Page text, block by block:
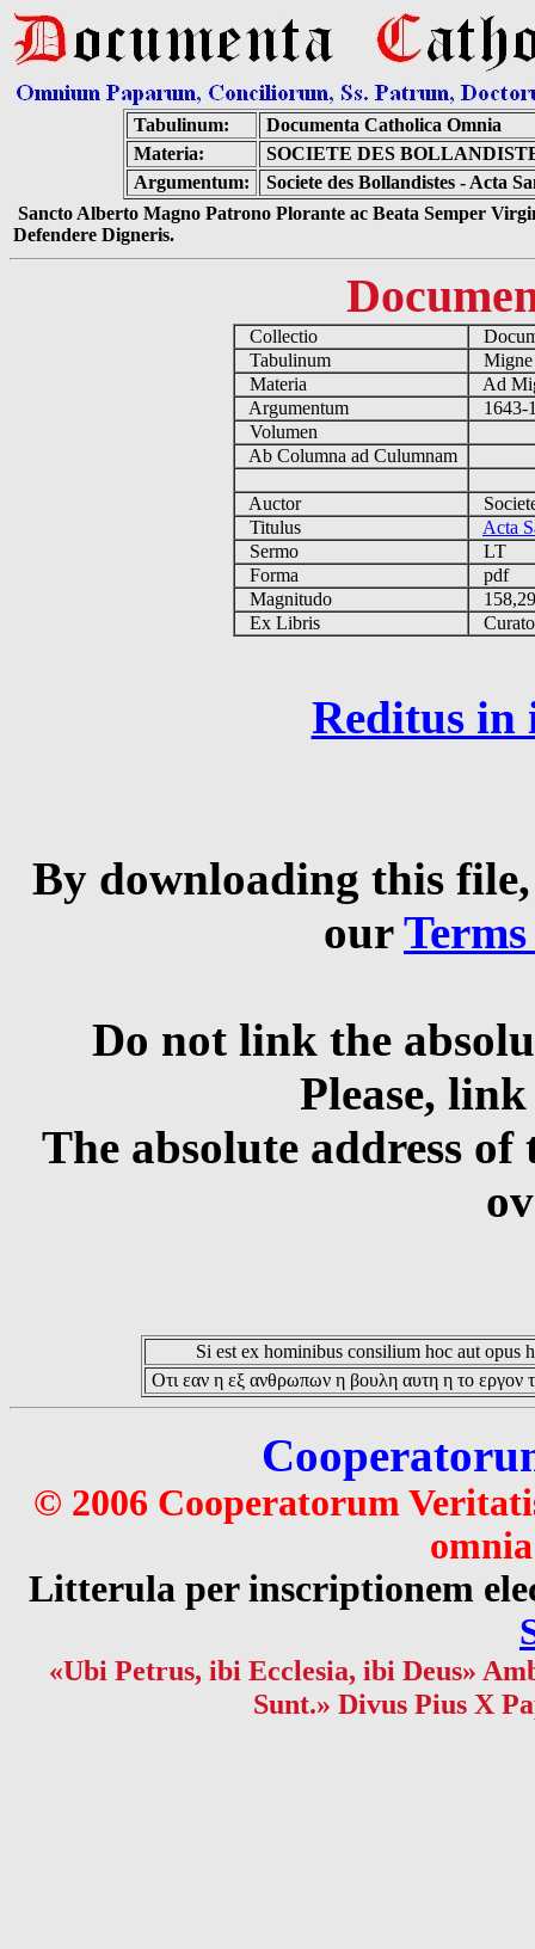
Tabulinum:
Documenta Catholica Omnia
Materia:
SOCIETE DES
Argumentum:
Societe des Bollandistes - Acta
Sancto Alberto Magno Patrono Plorante ac Beata Semper
Defendere Digneris.
Collectio
Tabulinum
Materia
Ad
Argumentum
1643-
Volumen
Ab Columna ad Culumnam
Auctor
Titulus
Acta
Sermo
LT
Forma
pdf
Magnitudo
Ex Libris
Reditus in
By downloading this
our
Do not link the
Please,
The absolute address
Si est ex hominibus consilium hoc aut opus
Οτι εαν η εξ ανθρωπων η βουλη αυτη η το εργον
© 2006 Cooperatorum
Litterula per inscriptionem
«Ubi Petrus, ibi Ecclesia, ibi Deus»
Sunt.» Divus Pius X